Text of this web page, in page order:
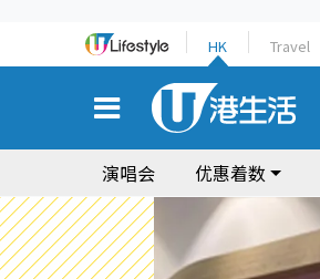
HK Travel
演唱会 优惠着数